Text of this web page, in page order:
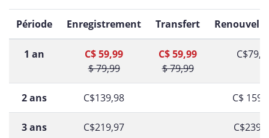
Période Enregistrement Transfert
1 an
C$ 59,99
$ 79,99
C$ 59,99
$ 79,99
2 ans C$139,98 C$
3 ans C$219,97